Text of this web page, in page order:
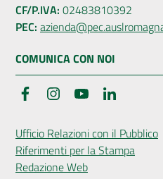
CF/P.IVA: 02483810392
PEC:
COMUNICA CON NOI
FacebookInstagramYouTube
Ufficio Relazioni con il Pubblico
Riferimenti per la Stampa
Redazione Web